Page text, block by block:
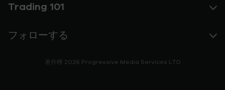
Trading 101
フォローする
著作権 2026 Progressive Media Services LTD